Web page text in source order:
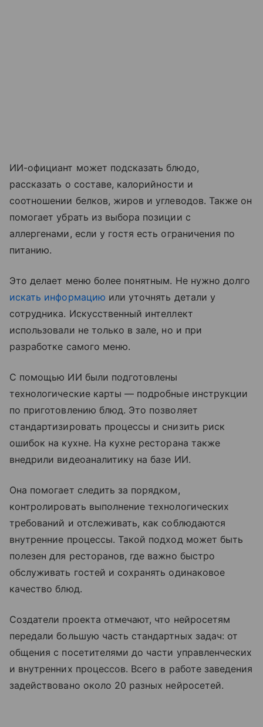
ИИ-официант может подсказать блюдо,
рассказать о составе, калорийности и
соотношении белков, жиров и углеводов. Также он
помогает убрать из выбора позиции с
аллергенами, если у гостя есть ограничения по
питанию.
Это делает меню более понятным. Не нужно долго
искать информацию или уточнять детали у
сотрудника. Искусственный интеллект
использовали не только в зале, но и при
разработке самого меню.
С помощью ИИ были подготовлены
технологические карты — подробные инструкции
по приготовлению блюд. Это позволяет
стандартизировать процессы и снизить риск
ошибок на кухне. На кухне ресторана также
внедрили видеоаналитику на базе ИИ.
Она помогает следить за порядком,
контролировать выполнение технологических
требований и отслеживать, как соблюдаются
внутренние процессы. Такой подход может быть
полезен для ресторанов, где важно быстро
обслуживать гостей и сохранять одинаковое
качество блюд.
Создатели проекта отмечают, что нейросетям
передали большую часть стандартных задач: от
общения с посетителями до части управленческих
и внутренних процессов. Всего в работе заведения
задействовано около 20 разных нейросетей.